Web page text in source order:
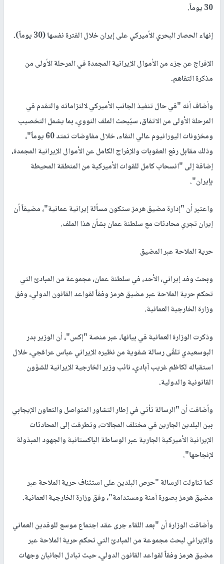
30 يوماً.
إنهاء الحصار البحري الأميركي على إيران خلال الفترة نفسها (30 يوماً).
الإفراج عن جزء من الأموال الإيرانية المجمدة في المرحلة الأولى من
مذكرة التفاهم.
وأضاف أنه "في حال تنفيذ الجانب الأميركي لالتزاماته والتقدم في
المرحلة الأولى من الاتفاق، سيُبحث الملف النووي، بما يشمل التخصيب
ومخزونات اليورانيوم عالي النقاء، خلال مفاوضات تمتد 60 يوماً"،
وذلك مقابل رفع العقوبات والإفراج الكامل عن الأموال الإيرانية المجمدة،
إضافة إلى "انسحاب كامل للقوات الأميركية من المنطقة المحيطة
بإيران".
واعتبر أن "إدارة مضيق هرمز ستكون مسألة إيرانية عمانية"، مضيفاً أن
إيران تجري محادثات مع سلطنة عمان بشأن هذا الملف.
حرية الملاحة عبر المضيق
وبحث وفد إيراني، الأحد، في سلطنة عمان، مجموعة من المبادئ التي
تحكم حرية الملاحة عبر مضيق هرمز وفقاً لقواعد القانون الدولي، وفق
وزارة الخارجية العمانية.
وذكرت الوزارة العمانية في بيانها، عبر منصة "إكس"، أن الوزير بدر
البوسعيدي تلقّى رسالة شفوية من نظيره الإيراني عباس عراقجي، خلال
استقباله لكاظم غريب آبادي، نائب وزير الخارجية الإيرانية للشؤون
القانونية والدولية.
وأضافت أن "الرسالة تأتي في إطار التشاور المتواصل والتعاون الإيجابي
بين البلدين الجارين في مختلف المجالات، وتطرقت إلى المحادثات
الإيرانية الأميركية الجارية عبر الوساطة الباكستانية والجهود المبذولة
لإنجاحها".
كما تناولت الرسالة "حرص البلدين على استئناف حرية الملاحة عبر
مضيق هرمز بصورة آمنة ومستدامة"، وفق وزارة الخارجية العمانية.
وأضافت الوزارة أن "بعد اللقاء جرى عقد اجتماع موسع للوفدين العماني
والإيراني لبحث مجموعة من المبادئ التي تحكم حرية الملاحة عبر
مضيق هرمز وفقاً لقواعد القانون الدولي، حيث تبادل الجانبان وجهات